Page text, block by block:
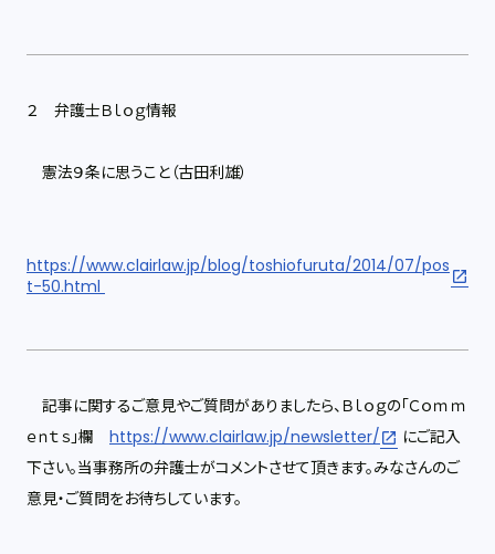
２ 弁護士Ｂｌｏｇ情報
憲法９条に思うこと（古田利雄）
https://www.clairlaw.jp/blog/toshiofuruta/2014/07/pos
t-50.html
記事に関するご意見やご質問がありましたら、Ｂｌｏｇの「Ｃｏｍｍ
ｅｎｔｓ」欄 https://www.clairlaw.jp/newsletter/
にご記入
下さい。当事務所の弁護士がコメントさせて頂きます。みなさんのご
意見・ご質問をお待ちしています。